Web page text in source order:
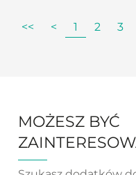
<< < 1 2 3
MOŻESZ BYĆ